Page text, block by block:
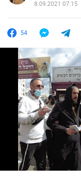
8.09.2021 07:15
54